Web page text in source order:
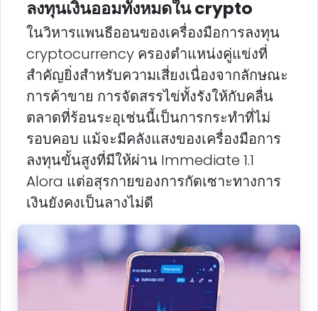
ลงทุนเงินออมทั้งหมดใน crypto
ในวิหารแพนธีออนของเครื่องมือการลงทุน
cryptocurrency ครองตําแหน่งคู่แข่งที่
สําคัญยิ่งสําหรับความเสี่ยงเนื่องจากลักษณะ
การค้าขาย การจัดสรรไข่ทั้งรังให้กับคลื่น
ตลาดที่ร้อนระอุเช่นนี้เป็นการกระทําที่ไม่
รอบคอบ แม้จะมีคลังแสงของเครื่องมือการ
ลงทุนขั้นสูงที่มีให้ผ่าน Immediate 1.1
Alora แต่อสุรกายของการกัดเซาะทางการ
เงินยังคงเป็นลางไม่ดี